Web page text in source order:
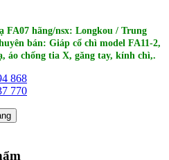
FA07 hãng/nsx: Longkou / Trung
bán: Giáp cổ chì model FA11-2,
áo chống tia X, găng tay, kính chì,.
868
770